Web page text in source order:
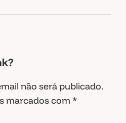
não será publicado.
marcados com *